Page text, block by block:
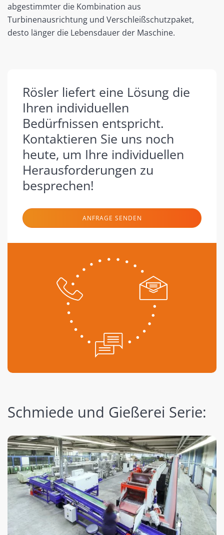
abgestimmter die Kombination aus
Turbinenausrichtung und Verschleißschutzpaket,
desto länger die Lebensdauer der Maschine.
Rösler liefert eine Lösung die
Ihren individuellen
Bedürfnissen entspricht.
Kontaktieren Sie uns noch
heute, um Ihre individuellen
Herausforderungen zu
besprechen!
ANFRAGE SENDEN
Schmiede und Gießerei Serie: